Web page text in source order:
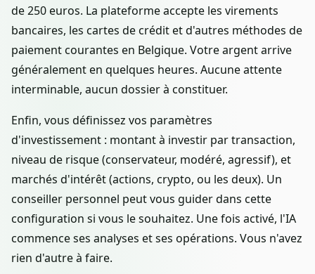
de 250 euros. La plateforme accepte les virements
bancaires, les cartes de crédit et d'autres méthodes de
paiement courantes en Belgique. Votre argent arrive
généralement en quelques heures. Aucune attente
interminable, aucun dossier à constituer.
Enfin, vous définissez vos paramètres
d'investissement : montant à investir par transaction,
niveau de risque (conservateur, modéré, agressif), et
marchés d'intérêt (actions, crypto, ou les deux). Un
conseiller personnel peut vous guider dans cette
configuration si vous le souhaitez. Une fois activé, l'IA
commence ses analyses et ses opérations. Vous n'avez
rien d'autre à faire.